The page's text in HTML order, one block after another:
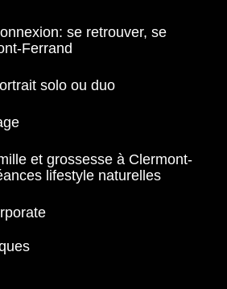
se retrouver, se
Ferrand
solo ou duo
et grossesse à Clermont-
lifestyle naturelles